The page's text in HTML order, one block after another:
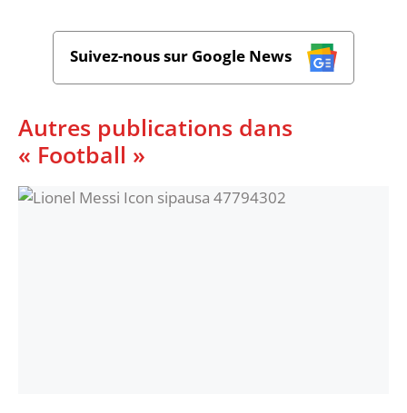
Suivez-nous sur Google News
Autres publications dans
« Football »